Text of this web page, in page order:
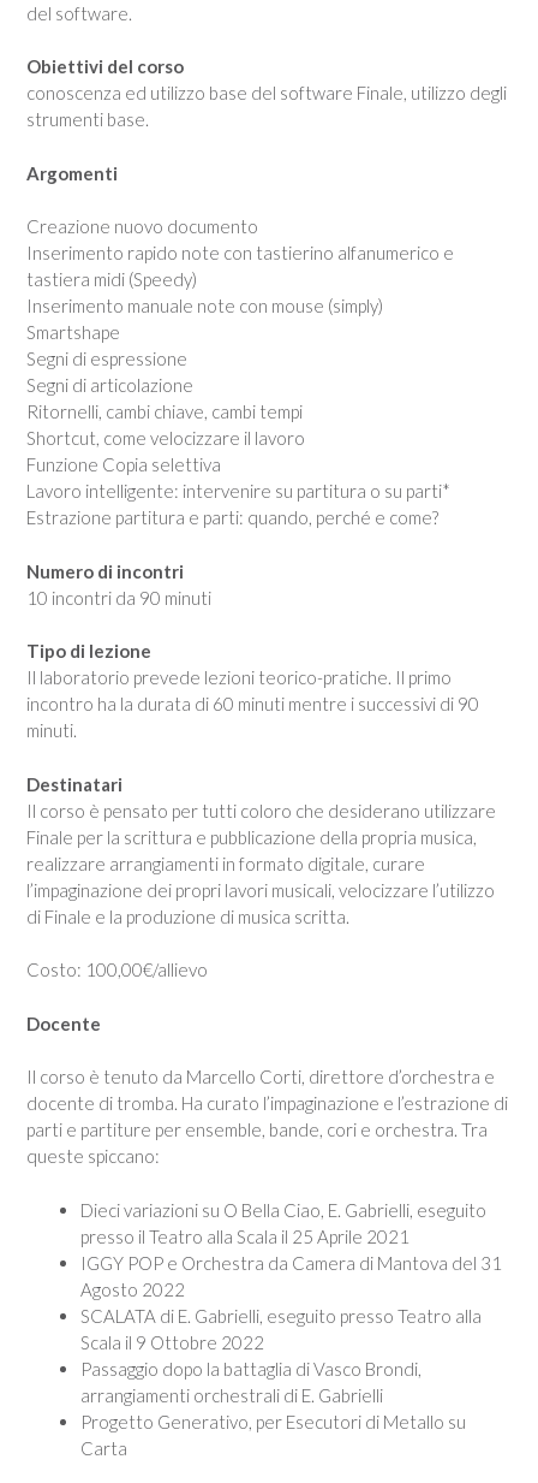
del software.
Obiettivi del corso
conoscenza ed utilizzo base del software Finale, utilizzo degli
strumenti base.
Argomenti
Creazione nuovo documento
Inserimento rapido note con tastierino alfanumerico e
tastiera midi (Speedy)
Inserimento manuale note con mouse (simply)
Smartshape
Segni di espressione
Segni di articolazione
Ritornelli, cambi chiave, cambi tempi
Shortcut, come velocizzare il lavoro
Funzione Copia selettiva
Lavoro intelligente: intervenire su partitura o su parti*
Estrazione partitura e parti: quando, perché e come?
Numero di incontri
10 incontri da 90 minuti
Tipo di lezione
Il laboratorio prevede lezioni teorico-pratiche. Il primo
incontro ha la durata di 60 minuti mentre i successivi di 90
minuti.
Destinatari
Il corso è pensato per tutti coloro che desiderano utilizzare
Finale per la scrittura e pubblicazione della propria musica,
realizzare arrangiamenti in formato digitale, curare
l’impaginazione dei propri lavori musicali, velocizzare l’utilizzo
di Finale e la produzione di musica scritta.
Costo: 100,00€/allievo
Docente
Il corso è tenuto da Marcello Corti, direttore d’orchestra e
docente di tromba. Ha curato l’impaginazione e l’estrazione di
parti e partiture per ensemble, bande, cori e orchestra. Tra
queste spiccano:
Dieci variazioni su O Bella Ciao, E. Gabrielli, eseguito
presso il Teatro alla Scala il 25 Aprile 2021
IGGY POP e Orchestra da Camera di Mantova del 31
Agosto 2022
SCALATA di E. Gabrielli, eseguito presso Teatro alla
Scala il 9 Ottobre 2022
Passaggio dopo la battaglia di Vasco Brondi,
arrangiamenti orchestrali di E. Gabrielli
Progetto Generativo, per Esecutori di Metallo su
Carta